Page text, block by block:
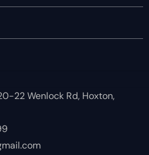
22 Wenlock Rd, Hoxton,